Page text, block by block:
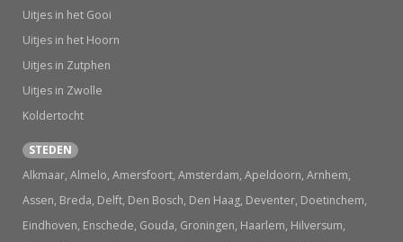
Uitjes in het Gooi
Uitjes in het Hoorn
Uitjes in Zutphen
Uitjes in Zwolle
Koldertocht
STEDEN
Alkmaar, Almelo, Amersfoort, Amsterdam, Apeldoorn, Arnhem,
Assen, Breda, Delft, Den Bosch, Den Haag, Deventer, Doetinchem,
Eindhoven, Enschede, Gouda, Groningen, Haarlem, Hilversum,